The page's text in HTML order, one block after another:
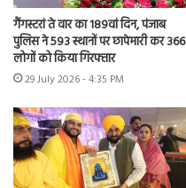
गैंगस्टरां ते वार का 189वां दिन, पंजाब
पुलिस ने 593 स्थानों पर छापेमारी कर 366
लोगों को किया गिरफ्तार
29 July 2026 - 4:35 PM